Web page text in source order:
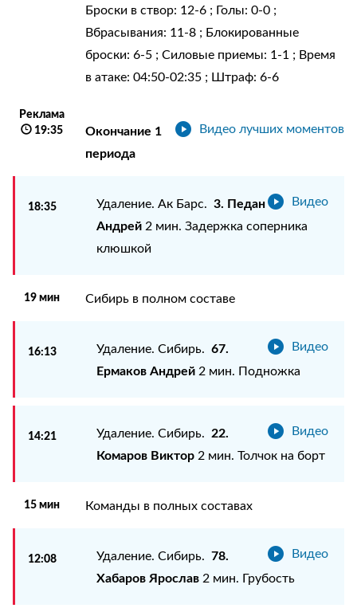
Броски в створ: 12-6 ; Голы: 0-0 ;
Вбрасывания: 11-8 ; Блокированные
броски: 6-5 ; Силовые приемы: 1-1 ; Время
в атаке: 04:50-02:35 ; Штраф: 6-6
Реклама
19:35
Видео лучших моментов
Окончание 1
периода
18:35 Видео
Удаление. Ак Барс. 3. Педан
Андрей2 мин. Задержка соперника
клюшкой
19 мин Сибирь в полном составе
16:13 Видео
Удаление. Сибирь. 67.
Ермаков Андрей2 мин. Подножка
14:21 Видео
Удаление. Сибирь. 22.
Комаров Виктор2 мин. Толчок на борт
15 мин Команды в полных составах
12:08 Видео
Удаление. Сибирь. 78.
Хабаров Ярослав2 мин. Грубость